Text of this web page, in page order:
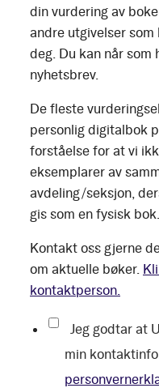
din vurdering av
andre utgivelser
deg. Du kan når som
nyhetsbrev.
De fleste
personlig digitalbok
forståelse for at vi
eksemplarer av
avdeling/seksjon,
gis som en fysisk bok.
Kontakt oss gjerne
om aktuelle bøker.
kontaktperson.
Jeg godtar at
min